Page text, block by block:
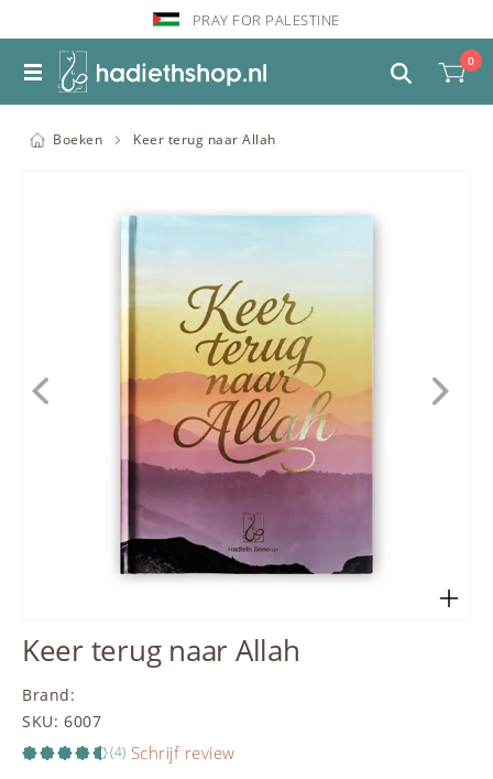
PRAY FOR PALESTINE
0
Boeken Keer terug naar Allah
Keer terug naar Allah
Brand:
SKU: 6007
(4) Schrijf review